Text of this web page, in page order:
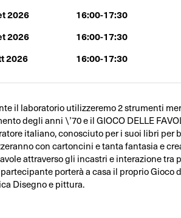
2026
16:00-17:30
2026
16:00-17:30
2026
16:00-17:30
il laboratorio utilizzeremo 2 strumenti
degli anni \’70 e il GIOCO DELLE
italiano, conosciuto per i suoi libri
con cartoncini e tanta fantasia e
attraverso gli incastri e interazione
porterà a casa il proprio Gioco
Disegno e pittura.